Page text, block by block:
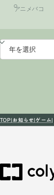
TOP お知らせ ゲーム
アニメバコ